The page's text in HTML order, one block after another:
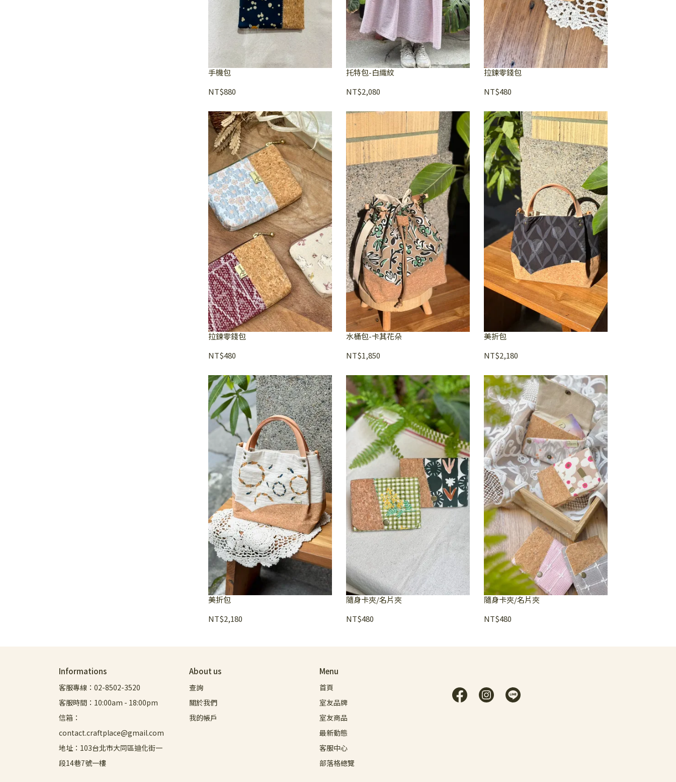
手機包
NT$880
托特包-白織紋
NT$2,080
拉鍊零錢包
NT$480
拉鍊零錢包
NT$480
水桶包-卡其花朵
NT$1,850
美折包
NT$2,180
美折包
NT$2,180
隨身卡夾/名片夾
NT$480
隨身卡夾/名片夾
NT$480
Informations
客服專線：02-8502-3520
客服時間：10:00am - 18:00pm
信箱：
contact.craftplace@gmail.com
地址：103台北市大同區迪化街一
段14巷7號一樓
About us
查詢
關於我們
我的帳戶
Menu
首頁
室友品牌
室友商品
最新動態
客服中心
部落格總覽